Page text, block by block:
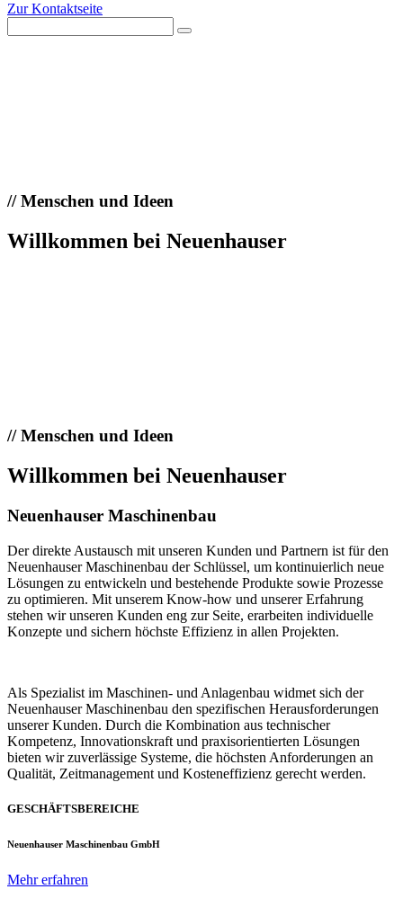
Zur Kontaktseite
//Menschen und Ideen
Willkommen bei Neuenhauser
//Menschen und Ideen
Willkommen bei Neuenhauser
Neuenhauser Maschinenbau
Der direkte Austausch mit unseren Kunden und Partnern ist für den
Neuenhauser Maschinenbau der Schlüssel, um kontinuierlich neue
Lösungen zu entwickeln und bestehende Produkte sowie Prozesse
zu optimieren. Mit unserem Know-how und unserer Erfahrung
stehen wir unseren Kunden eng zur Seite, erarbeiten individuelle
Konzepte und sichern höchste Effizienz in allen Projekten.
Als Spezialist im Maschinen- und Anlagenbau widmet sich der
Neuenhauser Maschinenbau den spezifischen Herausforderungen
unserer Kunden. Durch die Kombination aus technischer
Kompetenz, Innovationskraft und praxisorientierten Lösungen
bieten wir zuverlässige Systeme, die höchsten Anforderungen an
Qualität, Zeitmanagement und Kosteneffizienz gerecht werden.
GESCHÄFTSBEREICHE
Neuenhauser Maschinenbau GmbH
Mehr erfahren